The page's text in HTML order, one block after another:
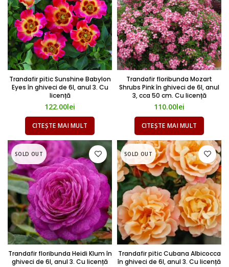
Trandafir pitic Sunshine Babylon
Eyes în ghiveci de 6l, anul 3. Cu
licență
122.00lei
CITEȘTE MAI MULT
Trandafir floribunda Mozart
Shrubs Pink în ghiveci de 6l, anul
3, cca 50 cm. Cu licență
110.00lei
CITEȘTE MAI MULT
SOLD OUT
Trandafir floribunda Heidi Klum în
ghiveci de 6l, anul 3. Cu licență
SOLD OUT
Trandafir pitic Cubana Albicocca
în ghiveci de 6l, anul 3. Cu licență